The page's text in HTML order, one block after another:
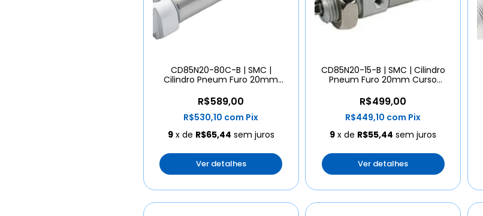
CD85N20-80C-B | SMC |
Cilindro Pneum Furo 20mm
R$589,00
R$530,10 com Pix
9 x de R$65,44 sem juros
Ver detalhes
CD85N20-15-B | SMC | Cilindro
Pneum Furo 20mm Curso
R$499,00
R$449,10 com Pix
9 x de R$55,44 sem juros
Ver detalhes